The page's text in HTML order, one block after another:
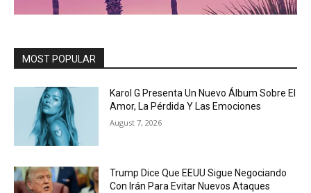
MOST POPULAR
Karol G Presenta Un Nuevo Álbum Sobre El
Amor, La Pérdida Y Las Emociones
August 7, 2026
Trump Dice Que EEUU Sigue Negociando
Con Irán Para Evitar Nuevos Ataques